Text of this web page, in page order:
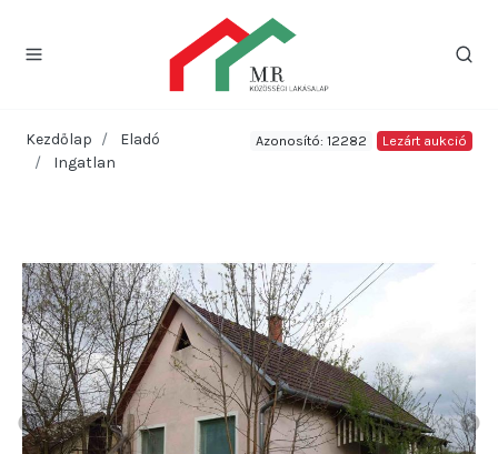
Kezdőlap
Eladó
Ingatlan
Azonosító: 12282 Lezárt aukció